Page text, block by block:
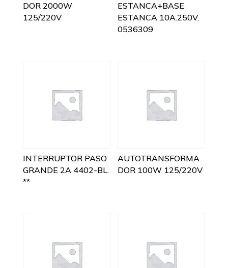
DOR 2000W
125/220V
ESTANCA+BASE
ESTANCA 10A.250V.
0536309
INTERRUPTOR PASO
GRANDE 2A 4402-BL.
**
AUTOTRANSFORMA
DOR 100W 125/220V